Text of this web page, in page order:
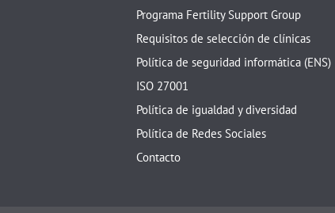
Programa Fertility Support Group
Requisitos de selección de clínicas
Política de seguridad informática (ENS)
ISO 27001
Política de igualdad y diversidad
Política de Redes Sociales
Contacto